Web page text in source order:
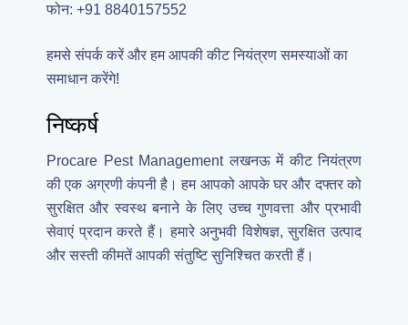
फोन: +91 8840157552
हमसे संपर्क करें और हम आपकी कीट नियंत्रण समस्याओं का
समाधान करेंगे!
निष्कर्ष
Procare Pest Management लखनऊ में कीट नियंत्रण
की एक अग्रणी कंपनी है। हम आपको आपके घर और दफ्तर को
सुरक्षित और स्वस्थ बनाने के लिए उच्च गुणवत्ता और प्रभावी
सेवाएं प्रदान करते हैं। हमारे अनुभवी विशेषज्ञ, सुरक्षित उत्पाद
और सस्ती कीमतें आपकी संतुष्टि सुनिश्चित करती हैं।